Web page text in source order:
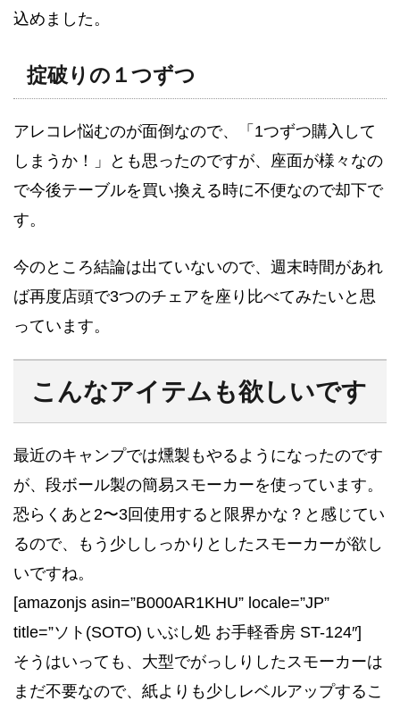
込めました。
掟破りの１つずつ
アレコレ悩むのが面倒なので、「1つずつ購入して
しまうか！」とも思ったのですが、座面が様々なの
で今後テーブルを買い換える時に不便なので却下で
す。
今のところ結論は出ていないので、週末時間があれ
ば再度店頭で3つのチェアを座り比べてみたいと思
っています。
こんなアイテムも欲しいです
最近のキャンプでは燻製もやるようになったのです
が、段ボール製の簡易スモーカーを使っています。
恐らくあと2〜3回使用すると限界かな？と感じてい
るので、もう少ししっかりとしたスモーカーが欲し
いですね。
[amazonjs asin=”B000AR1KHU” locale=”JP”
title=”ソト(SOTO) いぶし処 お手軽香房 ST-124″]
そうはいっても、大型でがっしりしたスモーカーは
まだ不要なので、紙よりも少しレベルアップするこ